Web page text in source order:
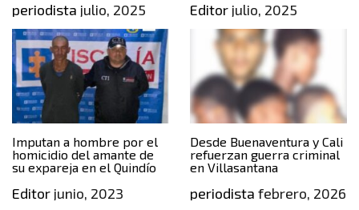
periodista julio, 2025 Editorjulio, 2025
Imputan a hombre por el
homicidio del amante de
su expareja en el Quindío
Editor junio, 2023
Desde Buenaventura y Cali
refuerzan guerra criminal
en Villasantana
periodista febrero, 2026